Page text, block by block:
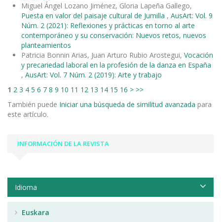
Miguel Ángel Lozano Jiménez, Gloria Lapeña Gallego,
Puesta en valor del paisaje cultural de Jumilla , AusArt: Vol. 9
Núm. 2 (2021): Reflexiones y prácticas en torno al arte
contemporáneo y su conservación: Nuevos retos, nuevos
planteamientos
Patricia Bonnin Arias, Juan Arturo Rubio Arostegui, Vocación
y precariedad laboral en la profesión de la danza en España
, AusArt: Vol. 7 Núm. 2 (2019): Arte y trabajo
1 2 3 4 5 6 7 8 9 10 11 12 13 14 15 16 > >>
También puede Iniciar una búsqueda de similitud avanzada para
este artículo.
INFORMACIÓN DE LA REVISTA
Idioma
Euskara